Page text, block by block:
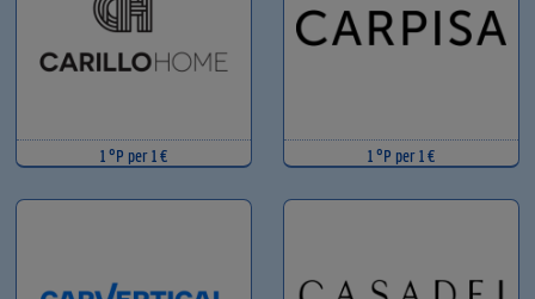
1 °P per 1 € 1 °P per 1 €